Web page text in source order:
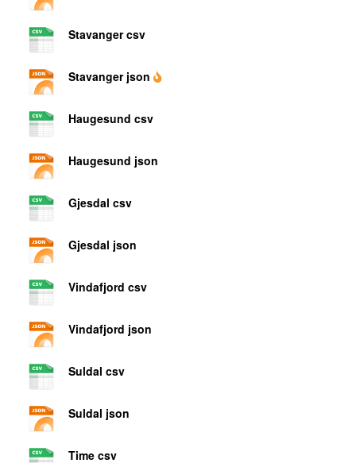
Stavanger csv
Stavanger json
Haugesund csv
Haugesund json
Gjesdal csv
Gjesdal json
Vindafjord csv
Vindafjord json
Suldal csv
Suldal json
Time csv